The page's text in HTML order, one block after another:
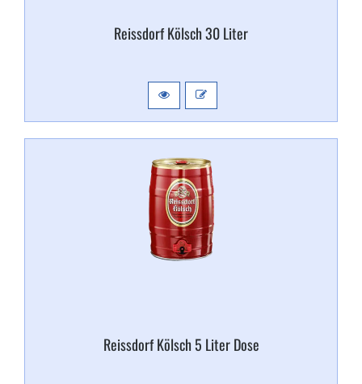
Reissdorf Kölsch 30 Liter
Reissdorf Kölsch 5 Liter Dose